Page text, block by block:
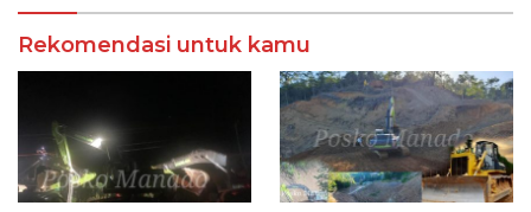
Rekomendasi untuk kamu